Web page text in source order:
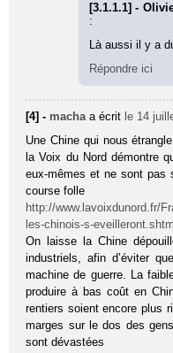
[3.1.1.1] -
:
Là aussi il y a
Répondre ici
[4] - macha a écrit le 14
Une Chine qui nous
la Voix du Nord démontre
eux-mêmes et ne sont pas
course folle
http://www.lavoixdunord.fr/
les-chinois-s-eveilleront.shtml
On laisse la Chine
industriels, afin d’éviter
machine de guerre. La
produire à bas coût en
rentiers soient encore plus
marges sur le dos des
sont dévastées